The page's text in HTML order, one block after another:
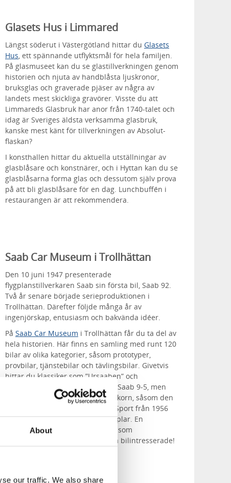
About
our traffic. We also share
Glasets Hus i Limmared
Längst söderut i Västergötland hittar du Glasets
Hus, ett spännande utflyktsmål för hela familjen.
På glasmuseet kan du se glastillverkningen genom
historien och njuta av handblåsta ljuskronor,
bruksglas och graverade pjäser av några av
landets mest skickliga gravörer. Visste du att
Limmareds Glasbruk har anor från 1740-talet och
idag är Sveriges äldsta verksamma glasbruk,
kanske mest känt för tillverkningen av Absolut-
flaskan?
I konsthallen hittar du aktuella utställningar av
glasblåsare och konstnärer, och i Hyttan kan du se
glasblåsarna forma glas och dessutom själv prova
på att bli glasblåsare för en dag. Lunchbuffén i
restaurangen är att rekommendera.
Saab Car Museum i Trollhättan
Den 10 juni 1947 presenterade
flygplanstillverkaren Saab sin första bil, Saab 92.
Två år senare började serieproduktionen i
Trollhättan. Därefter följde många år av
ingenjörskap, entusiasm och bakvända idéer.
På Saab Car Museum i Trollhättan får du ta del av
hela historien. Här finns en samling med runt 120
bilar av olika kategorier, såsom prototyper,
provbilar, tjänstebilar och tävlingsbilar. Givetvis
hittar du klassiker som ”Ursaaben” och
prestigevagnarna Saab 9-4X och Saab 9-5, men
här finns även några riktiga guldkorn, såsom den
tvåsitsiga Saab 94 Sonett Super Sport från 1956
som bara tillverkades i sex exemplar. En
annorlunda nostalgitripp för dig som
designälskare – ett måste för alla bilintresserade!